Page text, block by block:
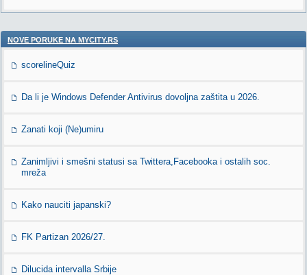
NOVE PORUKE NA MYCITY.RS
scorelineQuiz
Da li je Windows Defender Antivirus dovoljna zaštita u 2026.
Zanati koji (Ne)umiru
Zanimljivi i smešni statusi sa Twittera,Facebooka i ostalih soc.
mreža
Kako nauciti japanski?
FK Partizan 2026/27.
Dilucida intervalla Srbije